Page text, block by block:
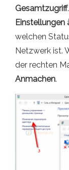
Gesamtzugriff
Einstellungen
welchen
Netzwerk ist.
der rechten
Anmachen.